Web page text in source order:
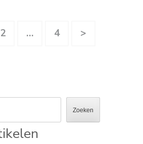
Pagina
2 … Pagina
4 >
Zoeken